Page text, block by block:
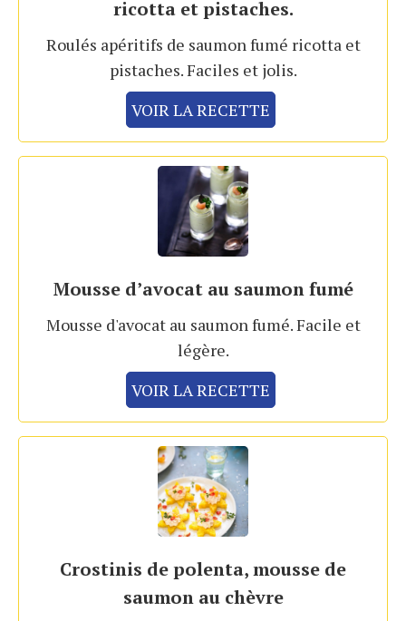
ricotta et pistaches.
Roulés apéritifs de saumon fumé ricotta et
pistaches. Faciles et jolis.
VOIR LA RECETTE
Mousse d’avocat au saumon fumé
Mousse d'avocat au saumon fumé. Facile et
légère.
VOIR LA RECETTE
Crostinis de polenta, mousse de
saumon au chèvre